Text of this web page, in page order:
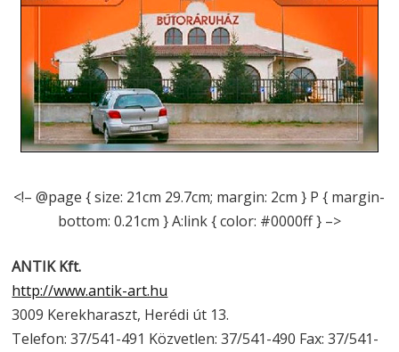
<!– @page { size: 21cm 29.7cm; margin: 2cm } P { margin-
bottom: 0.21cm } A:link { color: #0000ff } –>
ANTIK Kft.
http://www.antik-art.hu
3009 Kerekharaszt, Herédi út 13.
Telefon: 37/541-491 Közvetlen: 37/541-490 Fax: 37/541-